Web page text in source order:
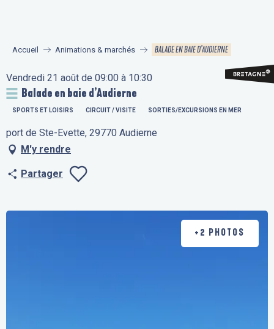
principal
Accueil Animations & marchés BALADE EN BAIE D’AUDIERNE
Vendredi 21 août de 09:00 à 10:30
Balade en baie d’Audierne
SPORTS ET LOISIRS CIRCUIT / VISITE SORTIES/EXCURSIONS EN MER
port de Ste-Evette, 29770 Audierne
M'y rendre
Partager
+2 PHOTOS